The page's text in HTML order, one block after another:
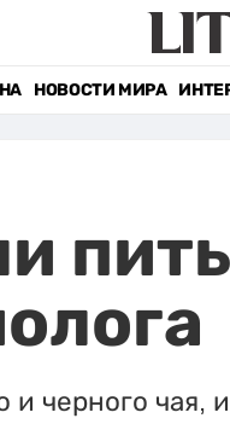
НОВОСТИ МИРА
и черного чая,